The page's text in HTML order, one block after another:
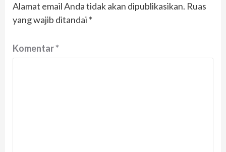
Alamat email Anda tidak akan dipublikasikan. Ruas
yang wajib ditandai *
Komentar*